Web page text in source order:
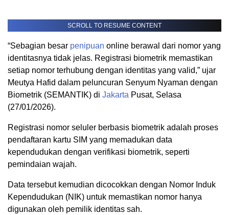
SCROLL TO RESUME CONTENT
“Sebagian besar penipuan online berawal dari nomor yang
identitasnya tidak jelas. Registrasi biometrik memastikan
setiap nomor terhubung dengan identitas yang valid,” ujar
Meutya Hafid dalam peluncuran Senyum Nyaman dengan
Biometrik (SEMANTIK) di Jakarta Pusat, Selasa
(27/01/2026).
Registrasi nomor seluler berbasis biometrik adalah proses
pendaftaran kartu SIM yang memadukan data
kependudukan dengan verifikasi biometrik, seperti
pemindaian wajah.
Data tersebut kemudian dicocokkan dengan Nomor Induk
Kependudukan (NIK) untuk memastikan nomor hanya
digunakan oleh pemilik identitas sah.